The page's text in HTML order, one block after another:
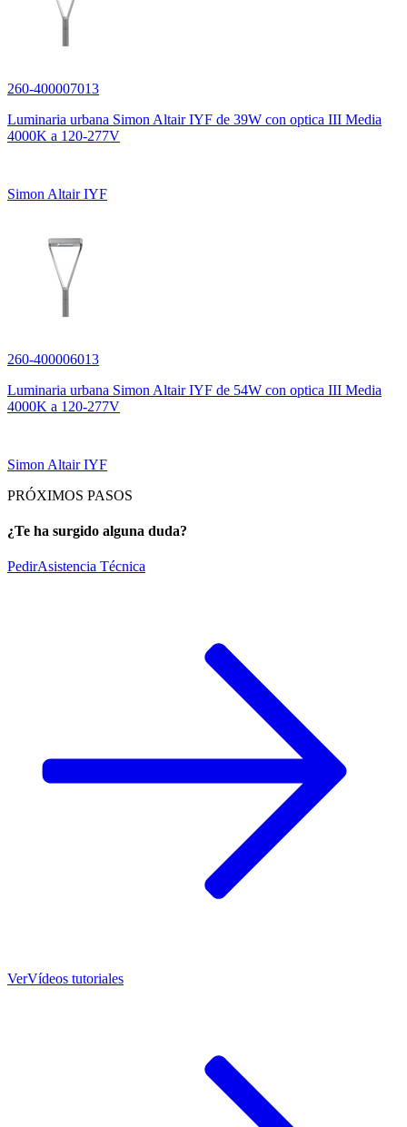
260-400007013
Luminaria urbana Simon Altair IYF de 39W con optica III Media
4000K a 120-277V
Simon Altair IYF
260-400006013
Luminaria urbana Simon Altair IYF de 54W con optica III Media
4000K a 120-277V
Simon Altair IYF
PRÓXIMOS PASOS
¿Te ha surgido alguna duda?
PedirAsistencia Técnica
VerVídeos tutoriales